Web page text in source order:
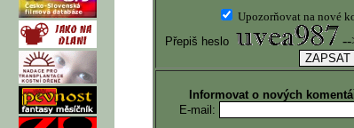
Upozorňovat na nové
Přepiš heslo
--
Informovat o nových
E-mail: